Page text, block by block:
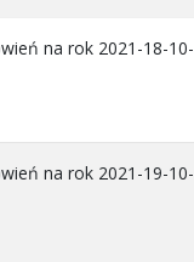
na rok 2021-18-
na rok 2021-19-